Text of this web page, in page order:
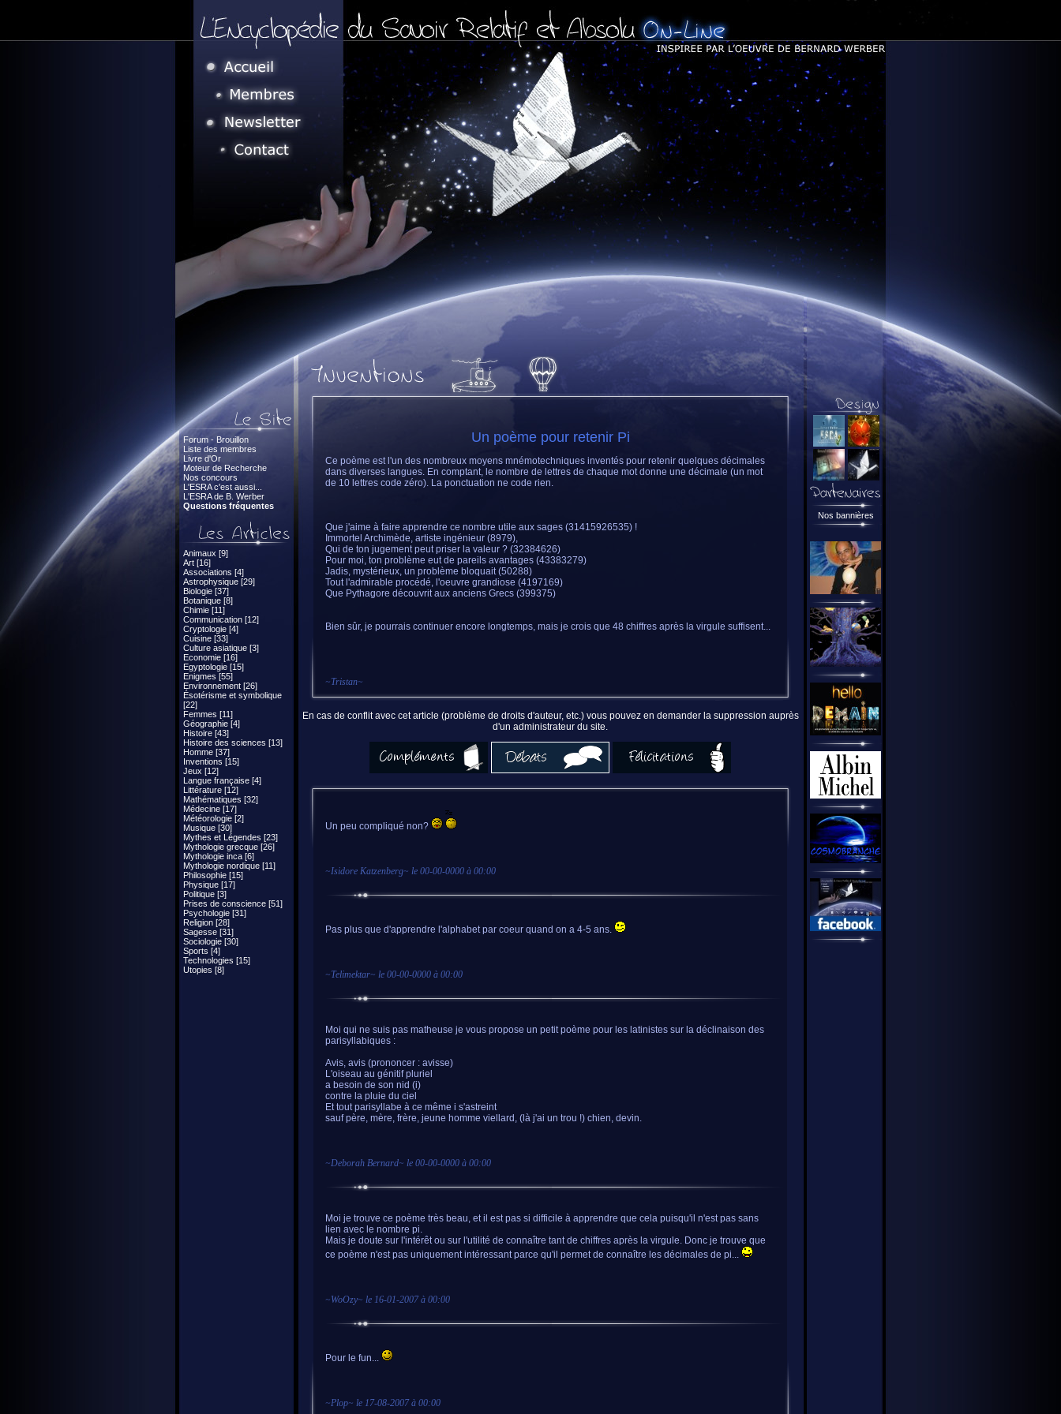
Forum - Brouillon
Liste des membres
Livre d'Or
Moteur de Recherche
Nos concours
L'ESRA c'est aussi...
L'ESRA de B. Werber
Questions fréquentes
Animaux [9]
Art [16]
Associations [4]
Astrophysique [29]
Biologie [37]
Botanique [8]
Chimie [11]
Communication [12]
Cryptologie [4]
Cuisine [33]
Culture asiatique [3]
Economie [16]
Egyptologie [15]
Enigmes [55]
Environnement [26]
Ésotérisme et symbolique
[22]
Femmes [11]
Géographie [4]
Histoire [43]
Histoire des sciences [13]
Homme [37]
Inventions [15]
Jeux [12]
Langue française [4]
Littérature [12]
Mathématiques [32]
Médecine [17]
Météorologie [2]
Musique [30]
Mythes et Légendes [23]
Mythologie grecque [26]
Mythologie inca [6]
Mythologie nordique [11]
Philosophie [15]
Physique [17]
Politique [3]
Prises de conscience [51]
Psychologie [31]
Religion [28]
Sagesse [31]
Sociologie [30]
Sports [4]
Technologies [15]
Utopies [8]
Un poème pour retenir Pi
Ce poème est l'un des nombreux moyens mnémotechniques inventés pour retenir quelques décimales
dans diverses langues. En comptant, le nombre de lettres de chaque mot donne une décimale (un mot
de 10 lettres code zéro). La ponctuation ne code rien.
Que j'aime à faire apprendre ce nombre utile aux sages (31415926535) !
Immortel Archimède, artiste ingénieur (8979),
Qui de ton jugement peut priser la valeur ? (32384626)
Pour moi, ton problème eut de pareils avantages (43383279)
Jadis, mystérieux, un problème bloquait (50288)
Tout l'admirable procédé, l'oeuvre grandiose (4197169)
Que Pythagore découvrit aux anciens Grecs (399375)
Bien sûr, je pourrais continuer encore longtemps, mais je crois que 48 chiffres après la virgule suffisent...
~Tristan~
En cas de conflit avec cet article (problème de droits d'auteur, etc.) vous pouvez en demander la suppression auprès
d'un administrateur du site.
Un peu compliqué non?
~Isidore Katzenberg~ le 00-00-0000 à 00:00
Pas plus que d'apprendre l'alphabet par coeur quand on a 4-5 ans.
~Telimektar~ le 00-00-0000 à 00:00
Moi qui ne suis pas matheuse je vous propose un petit poème pour les latinistes sur la déclinaison des
parisyllabiques :
Avis, avis (prononcer : avisse)
L'oiseau au génitif pluriel
a besoin de son nid (i)
contre la pluie du ciel
Et tout parisyllabe à ce même i s'astreint
sauf père, mère, frère, jeune homme viellard, (là j'ai un trou !) chien, devin.
~Deborah Bernard~ le 00-00-0000 à 00:00
Moi je trouve ce poème très beau, et il est pas si difficile à apprendre que cela puisqu'il n'est pas sans
lien avec le nombre pi.
Mais je doute sur l'intérêt ou sur l'utilité de connaître tant de chiffres après la virgule. Donc je trouve que
ce poème n'est pas uniquement intéressant parce qu'il permet de connaître les décimales de pi...
~WoOzy~ le 16-01-2007 à 00:00
Pour le fun...
~Plop~ le 17-08-2007 à 00:00
Nos bannières